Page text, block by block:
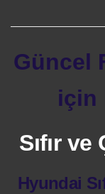
Güncel
için
Sıfır
Hyundai